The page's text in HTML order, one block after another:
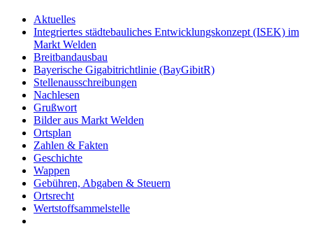
Aktuelles
Integriertes städtebauliches Entwicklungskonzept (ISEK) im
Markt Welden
Breitbandausbau
Bayerische Gigabitrichtlinie (BayGibitR)
Stellenausschreibungen
Nachlesen
Grußwort
Bilder aus Markt Welden
Ortsplan
Zahlen & Fakten
Geschichte
Wappen
Gebühren, Abgaben & Steuern
Ortsrecht
Wertstoffsammelstelle